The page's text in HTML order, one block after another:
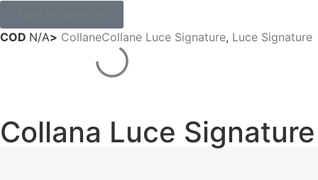
COD N/A> CollaneCollane Luce Signature, Luce Signature
Collana Luce Signature